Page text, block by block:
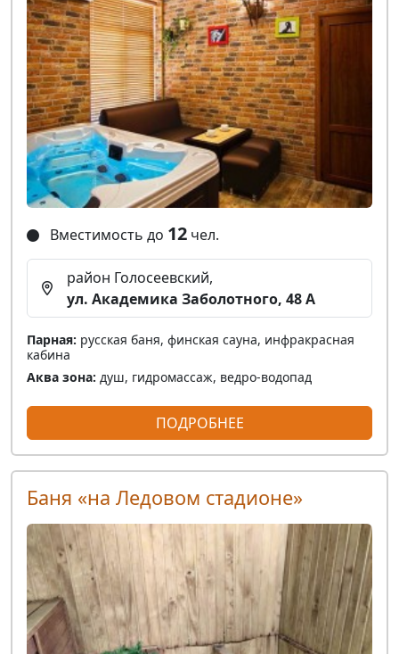
Вместимость до 12 чел.
район Голосеевский,
ул. Академика Заболотного, 48 А
Парная: русская баня, финская сауна, инфракрасная
кабина
Аква зона: душ, гидромассаж, ведро-водопад
ПОДРОБНЕЕ
Баня «на Ледовом стадионе»